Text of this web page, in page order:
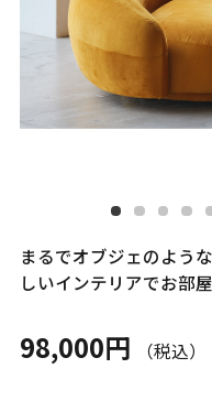
まるでオブジェのよう
しいインテリアでお部
98,000円 （税込）